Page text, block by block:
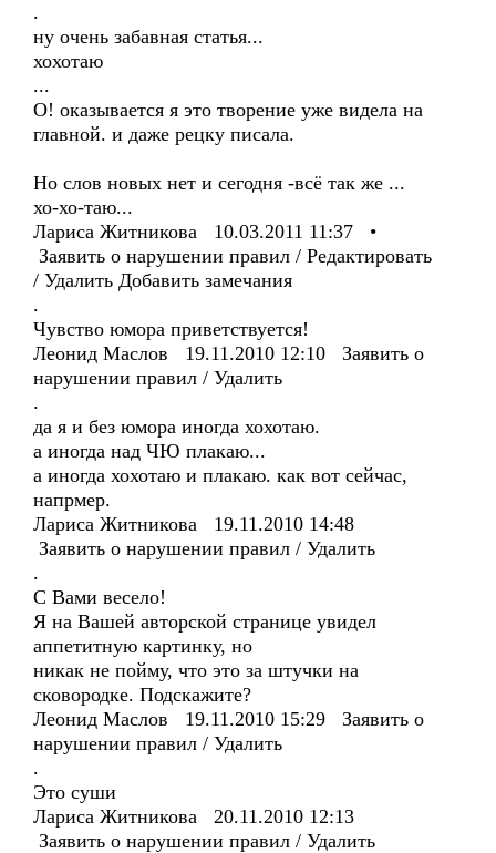
.
ну очень забавная статья...
хохотаю
...
О! оказывается я это творение уже видела на
главной. и даже рецку писала.
Но слов новых нет и сегодня -всё так же ...
хо-хо-таю...
Лариса Житникова 10.03.2011 11:37 •
Заявить о нарушении правил / Редактировать
/ Удалить Добавить замечания
.
Чувство юмора приветствуется!
Леонид Маслов 19.11.2010 12:10 Заявить о
нарушении правил / Удалить
.
да я и без юмора иногда хохотаю.
а иногда над ЧЮ плакаю...
а иногда хохотаю и плакаю. как вот сейчас,
напрмер.
Лариса Житникова 19.11.2010 14:48
Заявить о нарушении правил / Удалить
.
С Вами весело!
Я на Вашей авторской странице увидел
аппетитную картинку, но
никак не пойму, что это за штучки на
сковородке. Подскажите?
Леонид Маслов 19.11.2010 15:29 Заявить о
нарушении правил / Удалить
.
Это суши
Лариса Житникова 20.11.2010 12:13
Заявить о нарушении правил / Удалить